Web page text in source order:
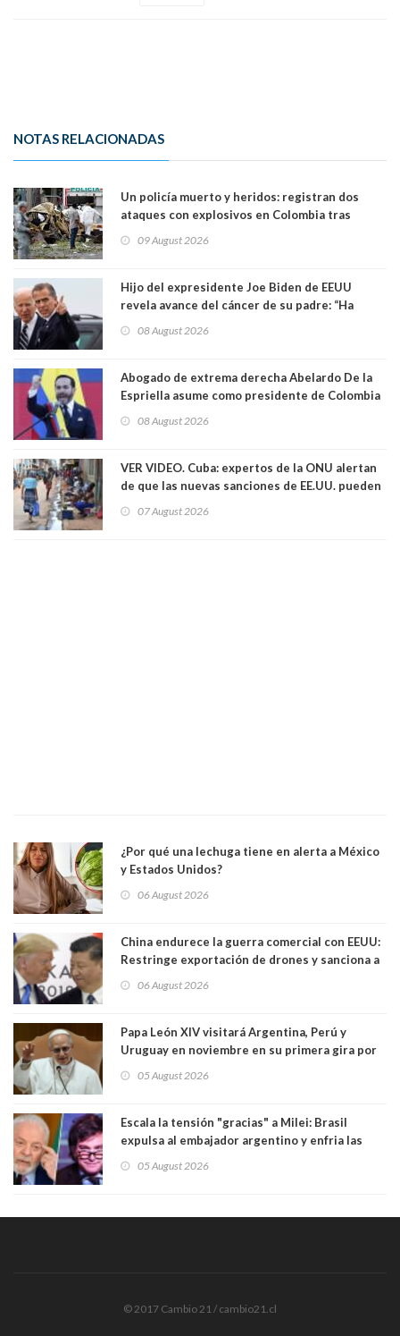
NOTAS RELACIONADAS
Un policía muerto y heridos: registran dos
ataques con explosivos en Colombia tras
09 August 2026
Hijo del expresidente Joe Biden de EEUU
revela avance del cáncer de su padre: “Ha
08 August 2026
Abogado de extrema derecha Abelardo De la
Espriella asume como presidente de Colombia
08 August 2026
VER VIDEO. Cuba: expertos de la ONU alertan
de que las nuevas sanciones de EE.UU. pueden
07 August 2026
¿Por qué una lechuga tiene en alerta a México
y Estados Unidos?
06 August 2026
China endurece la guerra comercial con EEUU:
Restringe exportación de drones y sanciona a
06 August 2026
Papa León XIV visitará Argentina, Perú y
Uruguay en noviembre en su primera gira por
05 August 2026
Escala la tensión "gracias" a Milei: Brasil
expulsa al embajador argentino y enfria las
trasandino
05 August 2026
© 2017 Cambio 21 / cambio21.cl